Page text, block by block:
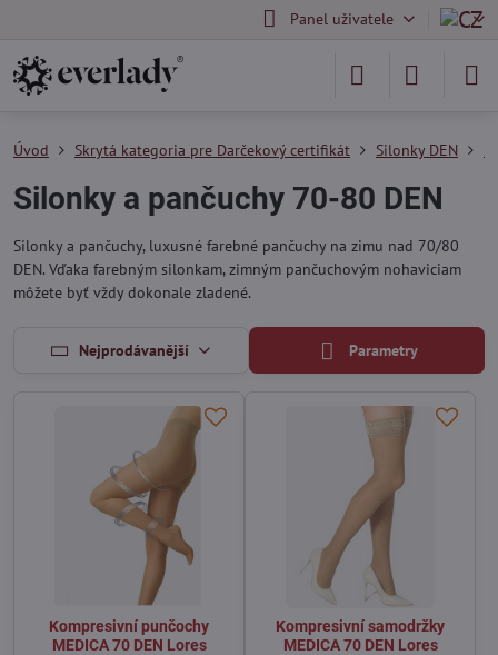
Panel uživatele
Úvod Skrytá kategoria pre Darčekový certifikát Silonky DEN
Silonky a pančuchy 70-80 DEN
Silonky a pančuchy, luxusné farebné pančuchy na zimu nad 70/80
DEN. Vďaka farebným silonkam, zimným pančuchovým nohaviciam
môžete byť vždy dokonale zladené.
Nejprodávanější Parametry
Kompresivní punčochy
MEDICA 70 DEN Lores
Kompresivní samodržky
MEDICA 70 DEN Lores